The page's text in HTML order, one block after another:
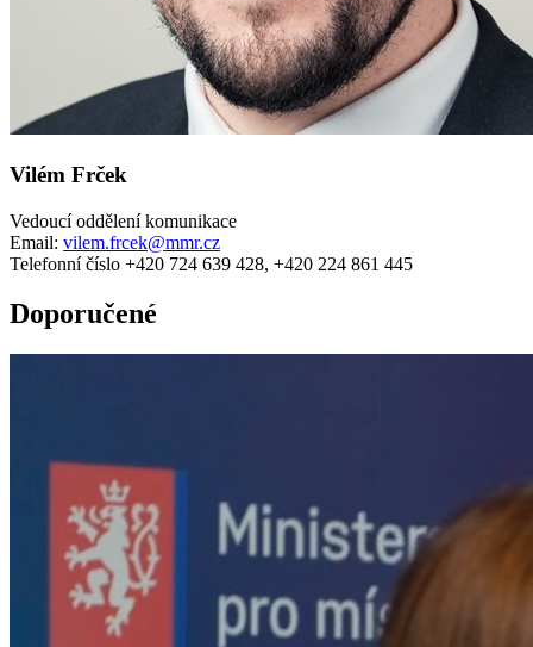
Vilém Frček
Vedoucí oddělení komunikace
Email: vilem.frcek@mmr.cz
Telefonní číslo +420 724 639 428, +420 224 861 445
Doporučené